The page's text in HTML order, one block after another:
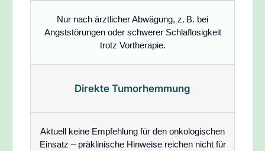
Nur nach ärztlicher Abwägung, z. B. bei
Angststörungen oder schwerer Schlaflosigkeit
trotz Vortherapie.
Direkte Tumorhemmung
Aktuell keine Empfehlung für den onkologischen
Einsatz – präklinische Hinweise reichen nicht für